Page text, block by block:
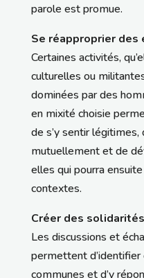
parole est promue.
Se réapproprier des
Certaines activités,
culturelles ou
dominées par des
en mixité choisie
de s’y sentir légitimes,
mutuellement et de
elles qui pourra
contextes.
Créer des
Les discussions et
permettent
communes et d’y